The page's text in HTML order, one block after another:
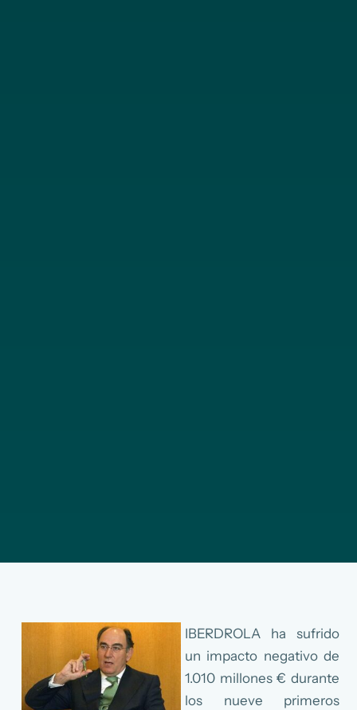
IBERDROLA ha sufrido
un impacto negativo de
1.010 millones € durante
los nueve primeros